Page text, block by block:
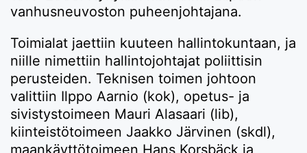
vanhusneuvoston puheenjohtajana.
Toimialat jaettiin kuuteen hallintokuntaan, ja
niille nimettiin hallintojohtajat poliittisin
perusteiden. Teknisen toimen johtoon
valittiin Ilppo Aarnio (kok), opetus- ja
sivistystoimeen Mauri Alasaari (lib),
kiinteistötoimeen Jaakko Järvinen (skdl),
maankäyttötoimeen Hans Korsbäck ja